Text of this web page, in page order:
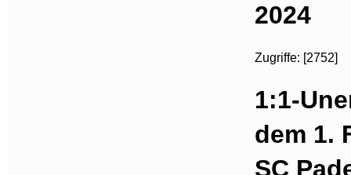
2024
Zugriffe: [2752]
1:1-
dem 1.
SC